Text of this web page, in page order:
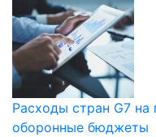
Расходы стран G7 на
оборонные бюджеты